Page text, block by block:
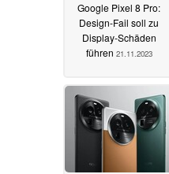
Google Pixel 8 Pro:
Design-Fail soll zu
Display-Schäden
führen 21.11.2023